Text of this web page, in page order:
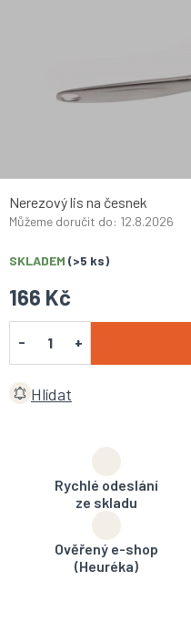
166 Kč
SKLADEM (>5 ks)
Můžeme doručit do: 12.8.2026
Nerezový lis na česnek
Hlídat
Rychlé odeslání
ze skladu
Ověřený e-shop
(Heuréka)